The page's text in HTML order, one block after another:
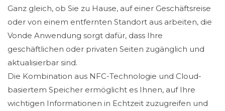
Ganz gleich, ob Sie zu Hause, auf einer Geschäftsreise
oder von einem entfernten Standort aus arbeiten, die
Vonde Anwendung sorgt dafür, dass Ihre
geschäftlichen oder privaten Seiten zugänglich und
aktualisierbar sind.
Die Kombination aus NFC-Technologie und Cloud-
basiertem Speicher ermöglicht es Ihnen, auf Ihre
wichtigen Informationen in Echtzeit zuzugreifen und